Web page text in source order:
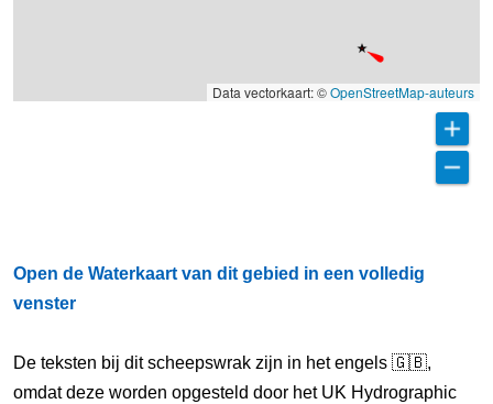
Data vectorkaart: ©OpenStreetMap-auteurs
Open de Waterkaart van dit gebied in een volledig
venster
De teksten bij dit scheepswrak zijn in het engels 🇬🇧,
omdat deze worden opgesteld door het UK Hydrographic